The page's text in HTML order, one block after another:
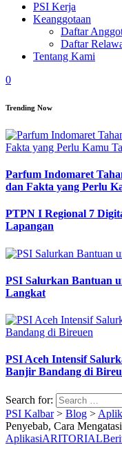
PSI Kerja
Keanggotaan
Daftar
Daftar
Tentang Kami
0
Trending Now
Parfum Indomaret
dan Fakta yang Perlu
PTPN I Regional 7
Lapangan
PSI Salurkan Bantuan
Langkat
PSI Aceh Intensif
Banjir Bandang di
Search for:
PSI Kalbar> Blog >
Penyebab, Cara
AplikasiARITORIAL